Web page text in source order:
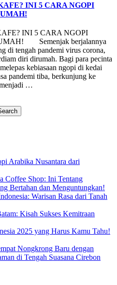
INI 5 CARA NGOPI
INI 5 CARA NGOPI
Semenjak berjalannya
di tengah pandemi virus corona,
diri dirumah. Bagi para pecinta
kebiasaan ngopi di kedai
pandemi tiba, berkunjung ke
…
Arabika Nusantara dari
Coffee Shop: Ini Tentang
Bertahan dan Menguntungkan!
Warisan Rasa dari Tanah
Kisah Sukses Kemitraan
2025 yang Harus Kamu Tahu!
Nongkrong Baru dengan
di Tengah Suasana Cirebon